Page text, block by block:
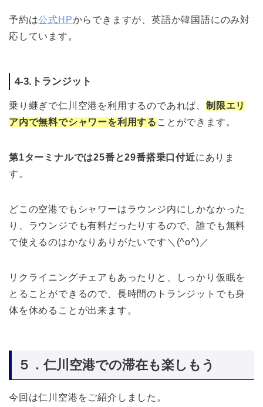
予約は公式HPからできますが、英語か韓国語にのみ対
応しています。
4-3.トランジット
乗り継ぎで仁川空港を利用するのであれば、 制限エリ
ア内で無料でシャワーを利用する ことができます。
第1ターミナルでは25番と29番搭乗口付近にありま
す。
どこの空港でもシャワーはラウンジ内にしかなかった
り、ラウンジでも有料だったりするので、誰でも無料
で使えるのはかなりありがたいです＼(^o^)／
リクライニングチェアもあったりと、しっかり仮眠を
とることができるので、長時間のトランジットでも身
体を休めることが出来ます。
５．仁川空港での滞在も楽しもう
今回は仁川空港をご紹介しました。